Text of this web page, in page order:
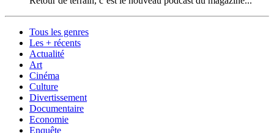
Tous les genres
Les + récents
Actualité
Art
Cinéma
Culture
Divertissement
Documentaire
Economie
Enquête